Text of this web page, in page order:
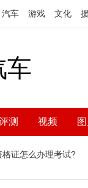
汽车 游戏 文化
车
测 视频
格证怎么办理考试?